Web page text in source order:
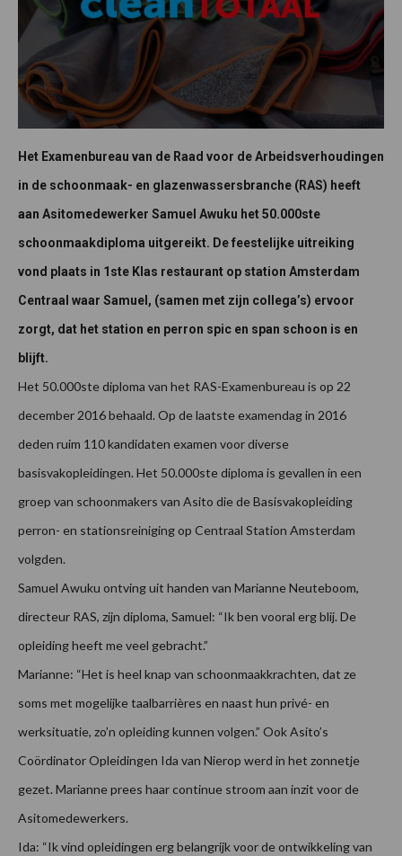
Het Examenbureau van de Raad voor de Arbeidsverhoudingen
in de schoonmaak- en glazenwassersbranche (RAS) heeft
aan Asitomedewerker Samuel Awuku het 50.000ste
schoonmaakdiploma uitgereikt. De feestelijke uitreiking
vond plaats in 1ste Klas restaurant op station Amsterdam
Centraal waar Samuel, (samen met zijn collega’s) ervoor
zorgt, dat het station en perron spic en span schoon is en
blijft.
Het 50.000ste diploma van het RAS-Examenbureau is op 22
december 2016 behaald. Op de laatste examendag in 2016
deden ruim 110 kandidaten examen voor diverse
basisvakopleidingen. Het 50.000ste diploma is gevallen in een
groep van schoonmakers van Asito die de Basisvakopleiding
perron- en stationsreiniging op Centraal Station Amsterdam
volgden.
Samuel Awuku ontving uit handen van Marianne Neuteboom,
directeur RAS, zijn diploma, Samuel: “Ik ben vooral erg blij. De
opleiding heeft me veel gebracht.”
Marianne: “Het is heel knap van schoonmaakkrachten, dat ze
soms met mogelijke taalbarrières en naast hun privé- en
werksituatie, zo’n opleiding kunnen volgen.” Ook Asito’s
Coördinator Opleidingen Ida van Nierop werd in het zonnetje
gezet. Marianne prees haar continue stroom aan inzit voor de
Asitomedewerkers.
Ida: “Ik vind opleidingen erg belangrijk voor de ontwikkeling van